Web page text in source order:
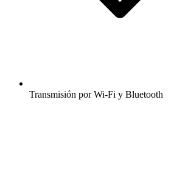
Transmisión por Wi-Fi y Bluetooth